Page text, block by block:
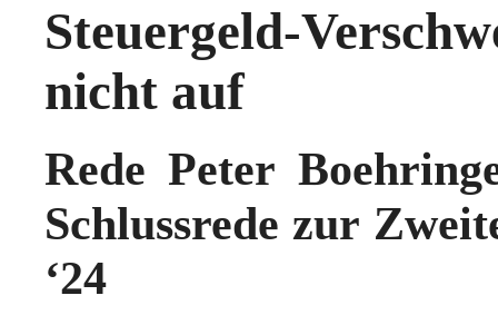
Steuergeld-
nicht auf
Rede Peter
Schlussrede zur
‘24